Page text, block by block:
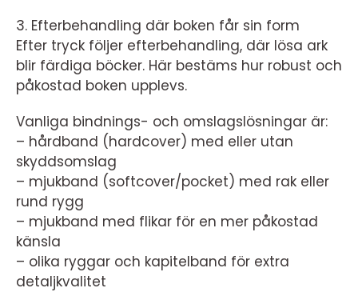
3. Efterbehandling där boken får sin form
Efter tryck följer efterbehandling, där lösa ark
blir färdiga böcker. Här bestäms hur robust och
påkostad boken upplevs.
Vanliga bindnings- och omslagslösningar är:
– hårdband (hardcover) med eller utan
skyddsomslag
– mjukband (softcover/pocket) med rak eller
rund rygg
– mjukband med flikar för en mer påkostad
känsla
– olika ryggar och kapitelband för extra
detaljkvalitet